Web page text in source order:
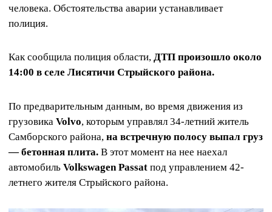
человека. Обстоятельства аварии устанавливает
полиция.
Как сообщила полиция области, ДТП произошло около
14:00 в селе Лисятичи Стрыйского района.
По предварительным данным, во время движения из
грузовика Volvo, которым управлял 34-летний житель
Самборского района, на встречную полосу выпал груз
— бетонная плита. В этот момент на нее наехал
автомобиль Volkswagen Passat под управлением 42-
летнего жителя Стрыйского района.